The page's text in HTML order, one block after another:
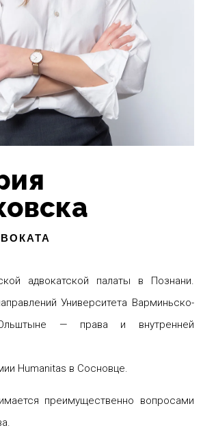
адвокатской палаты в Познани.
Университета Варминьско-
— права и внутренней
Humanitas в Сосновце.
преимущественно вопросами